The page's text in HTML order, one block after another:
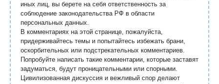
иных лиц, вы берете на себя ответственность за
соблюдение законодательства РФ в области
персональных данных.
В комментариях на этой странице, пожалуйста,
придерживайтесь темы и попытайтесь избежать брани,
оскорбительных или подстрекательных комментариев.
Попробуйте написать такие комментарии, которые заставят
задуматься, будут проницательными или спорными.
Цивилизованная дискуссия и вежливый спор делают